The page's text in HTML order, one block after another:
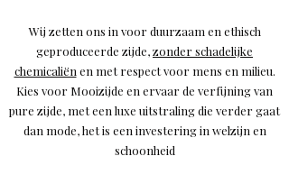
Wij zetten ons in voor duurzaam en ethisch
geproduceerde zijde,zonder schadelijke
chemicaliën en met respect voor mens en milieu.
Kies voor Mooizijde en ervaar de verfijning van
pure zijde, met een luxe uitstraling die verder gaat
dan mode, het is een investering in welzijn en
schoonheid